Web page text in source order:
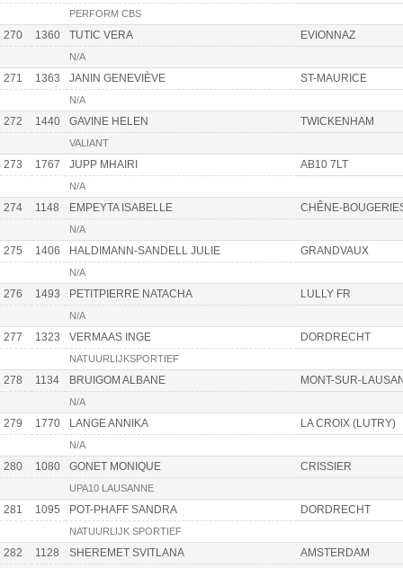
PERFORM CBS
270 1360 TUTIC VERA EVIONNAZ
N/A
271 1363 JANIN GENEVIÈVE ST-MAURICE
N/A
272 1440 GAVINE HELEN TWICKENHAM
VALIANT
273 1767 JUPP MHAIRI AB10 7LT
N/A
274 1148 EMPEYTA ISABELLE CHÊNE-
N/A
275 1406 HALDIMANN-SANDELL JULIE GRANDVAUX
N/A
276 1493 PETITPIERRE NATACHA LULLY FR
N/A
277 1323 VERMAAS INGE DORDRECHT
NATUURLIJKSPORTIEF
278 1134 BRUIGOM ALBANE MONT-SUR-
N/A
279 1770 LANGE ANNIKA LA CROIX (LUTRY)
N/A
280 1080 GONET MONIQUE CRISSIER
UPA10 LAUSANNE
281 1095 POT-PHAFF SANDRA DORDRECHT
NATUURLIJK SPORTIEF
282 1128 SHEREMET SVITLANA AMSTERDAM